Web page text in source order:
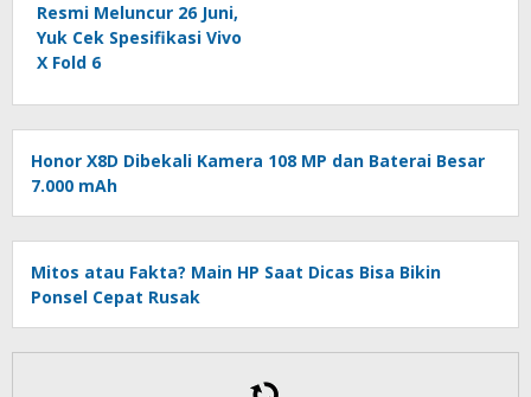
Resmi Meluncur 26 Juni,
Yuk Cek Spesifikasi Vivo
X Fold 6
Honor X8D Dibekali Kamera 108 MP dan Baterai Besar
7.000 mAh
Mitos atau Fakta? Main HP Saat Dicas Bisa Bikin
Ponsel Cepat Rusak